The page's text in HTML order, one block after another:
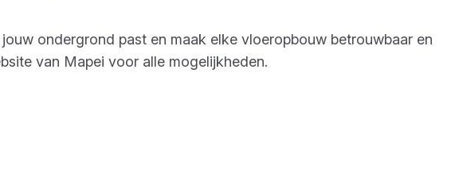
ondergrond past en maak elke vloeropbouw betrouwbaar en
van Mapei voor alle mogelijkheden.